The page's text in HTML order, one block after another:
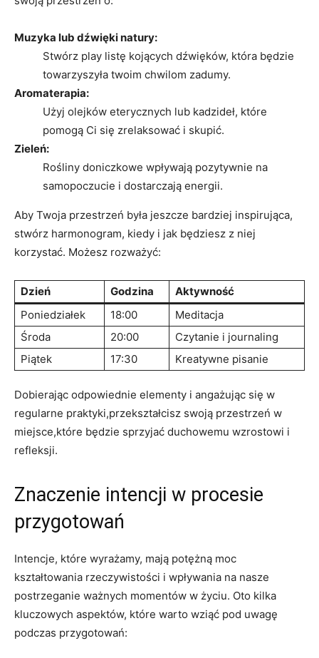
Muzyka lub dźwięki natury:
Stwórz play listę kojących dźwięków, która będzie
towarzyszyła twoim​ chwilom zadumy.
Aromaterapia:
Użyj ​olejków eterycznych lub kadzideł, które
pomogą⁣ Ci się zrelaksować i skupić.
Zieleń:
Rośliny doniczkowe wpływają pozytywnie na
samopoczucie i dostarczają energii.
Aby Twoja przestrzeń ‌była jeszcze bardziej inspirująca,
stwórz harmonogram, ‌kiedy i jak będziesz ‍z niej
korzystać. Możesz rozważyć:
Dzień Godzina
Aktywność
Poniedziałek
18:00
Meditacja
Środa
20:00
Czytanie i journaling
Piątek
17:30 Kreatywne⁢ pisanie
Dobierając odpowiednie elementy i angażując się w
regularne praktyki,przekształcisz swoją przestrzeń ⁤w⁤
miejsce,które będzie sprzyjać duchowemu wzrostowi​ i
refleksji.
Znaczenie intencji w procesie
⁤przygotowań
Intencje, które wyrażamy, mają potężną moc
‌kształtowania rzeczywistości i⁣ wpływania na nasze
postrzeganie ważnych momentów w życiu. ‌Oto kilka
kluczowych aspektów, które warto wziąć pod uwagę⁢
podczas przygotowań: